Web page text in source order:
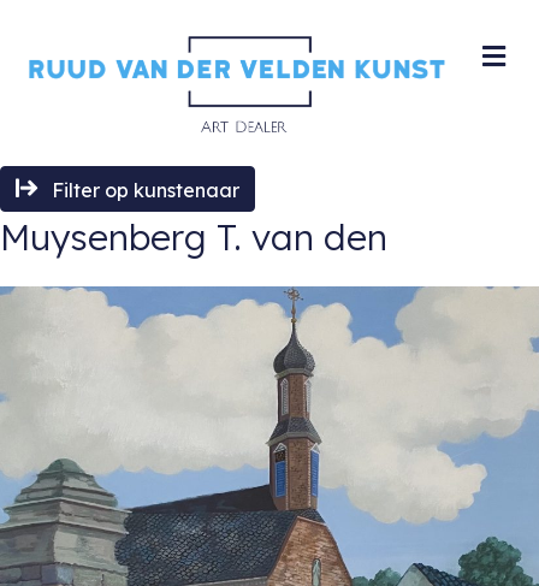
Filter op kunstenaar
Muysenberg T. van den